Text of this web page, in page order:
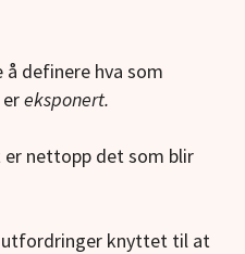
å definere hva som
eksponert.
nettopp det som blir
utfordringer knyttet til at